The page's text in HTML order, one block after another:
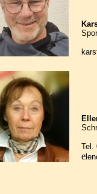
Tel.
e